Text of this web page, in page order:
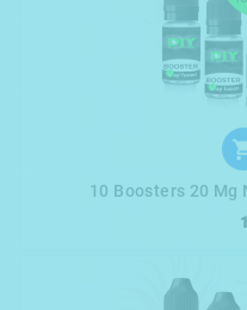
10 Boosters 20 Mg